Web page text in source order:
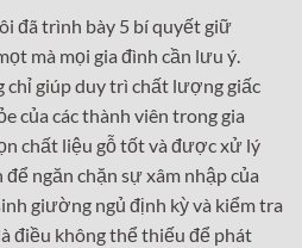
đã trình bày 5 bí quyết giữ
mà mọi gia đình cần lưu ý.
chỉ giúp duy trì chất lượng giấc
của các thành viên trong gia
chất liệu gỗ tốt và được xử lý
ngăn chặn sự xâm nhập của
giường ngủ định kỳ và kiểm tra
điều không thể thiếu để phát